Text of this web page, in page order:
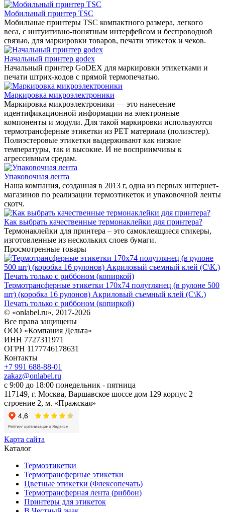
Мобильный принтер TSC
Мобильные принтеры TSC компактного размера, легкого
веса, с интуитивно-понятным интерфейсом и беспроводной
связью, для маркировки товаров, печати этикеток и чеков.
Начальный принтер godex
Начальный принтер GoDEX для маркировки этикетками и
печати штрих-кодов с прямой термопечатью.
Маркировка микроэлектроники
Маркировка микроэлектроники — это нанесение
идентификационной информации на электронные
компоненты и модули. Для такой маркировки используются
термотрансферные этикетки из PET материала (полиэстер).
Полиэстеровые этикетки выдерживают как низкие
температуры, так и высокие. И не восприимчивы к
агрессивным средам.
Упаковочная лента
Наша компания, созданная в 2013 г, одна из первых интернет-
магазинов по реализации термоэтикеток и упаковочной ленты
скотч.
Как выбрать качественные термонаклейки для принтера?
Термонаклейки для принтера – это самоклеящиеся стикеры,
изготовленные из нескольких слоев бумаги.
Просмотренные товары
Термотрансферные этикетки 170x74 полуглянец (в рулоне 500
шт) (коробка 16 рулонов) Акриловый съемный клей (С\К.)
Печать только с риббоном (копиркой)
© «onlabel.ru», 2017-2026
Все права защищены
ООО «Компания Дельта»
ИНН 7727311971
ОГРН 1177746178631
Контакты
+7 991 688-88-01
zakaz@onlabel.ru
с 9:00 до 18:00 понедельник - пятница
117149, г. Москва, Варшавское шоссе дом 129 корпус 2
строение 2, м. «Пражская»
Карта сайта
Каталог
Термоэтикетки
Термотрансферные этикетки
Цветные этикетки (Флексопечать)
Термотрансферная лента (риббон)
Принтеры для этикеток